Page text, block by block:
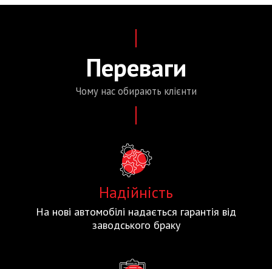
Переваги
Чому насобирають клієнти
Надійність
На нові автомобілі надається гарантія від
заводського браку